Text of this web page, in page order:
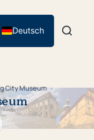
Deutsch
City Museum